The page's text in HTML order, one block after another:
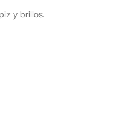
y brillos.